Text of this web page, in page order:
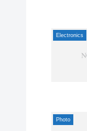
Electronics
Photo